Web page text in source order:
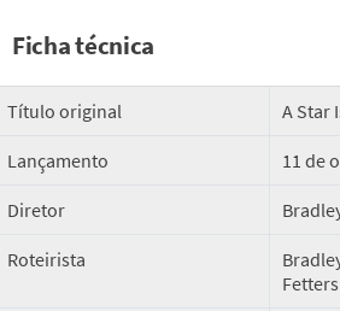
Ficha técnica
Título original A Star
Lançamento 11 de
Diretor
Roteirista
Fetters